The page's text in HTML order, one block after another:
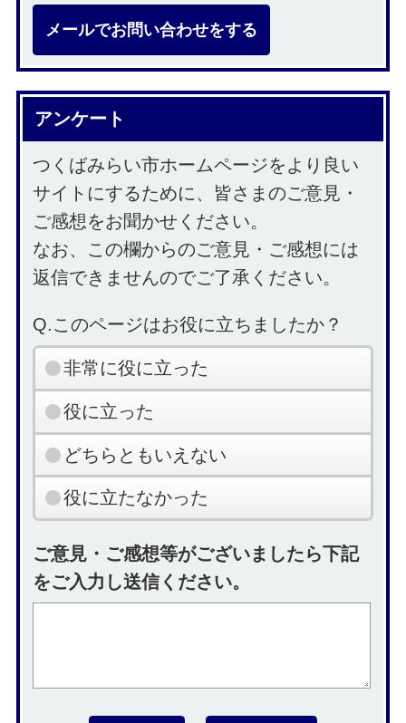
メールでお問い合わせをする
アンケート
つくばみらい市ホームページをより良い
サイトにするために、皆さまのご意見・
ご感想をお聞かせください。
なお、この欄からのご意見・ご感想には
返信できませんのでご了承ください。
Q.このページはお役に立ちましたか？
非常に役に立った
役に立った
どちらともいえない
役に立たなかった
ご意見・ご感想等がございましたら下記
をご入力し送信ください。